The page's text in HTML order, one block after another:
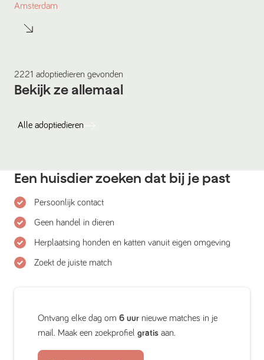
Amsterdam
2221 adoptiedieren gevonden
Bekijk ze allemaal
Alle adoptiedieren
Een huisdier zoeken dat bij je past
Persoonlijk contact
Geen handel in dieren
Herplaatsing honden en katten vanuit eigen omgeving
Zoekt de juiste match
Ontvang elke dag om 6 uur nieuwe matches in je
mail. Maak een zoekprofiel gratis aan.